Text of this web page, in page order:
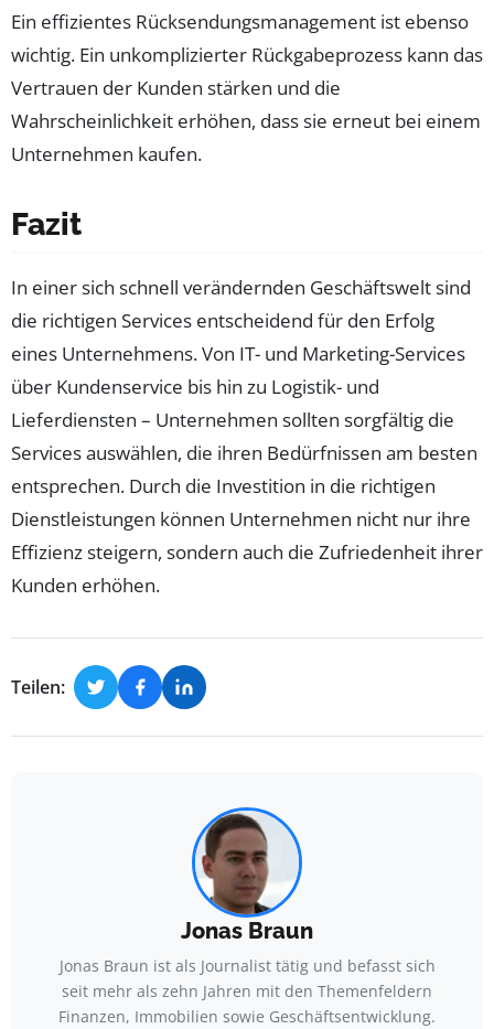
Ein effizientes Rücksendungsmanagement ist ebenso
wichtig. Ein unkomplizierter Rückgabeprozess kann das
Vertrauen der Kunden stärken und die
Wahrscheinlichkeit erhöhen, dass sie erneut bei einem
Unternehmen kaufen.
Fazit
In einer sich schnell verändernden Geschäftswelt sind
die richtigen Services entscheidend für den Erfolg
eines Unternehmens. Von IT- und Marketing-Services
über Kundenservice bis hin zu Logistik- und
Lieferdiensten – Unternehmen sollten sorgfältig die
Services auswählen, die ihren Bedürfnissen am besten
entsprechen. Durch die Investition in die richtigen
Dienstleistungen können Unternehmen nicht nur ihre
Effizienz steigern, sondern auch die Zufriedenheit ihrer
Kunden erhöhen.
Teilen:
Jonas Braun
Jonas Braun ist als Journalist tätig und befasst sich
seit mehr als zehn Jahren mit den Themenfeldern
Finanzen, Immobilien sowie Geschäftsentwicklung.